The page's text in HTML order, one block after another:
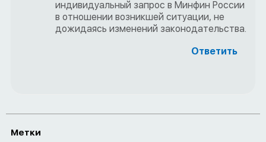
индивидуальный запрос в Минфин России
в отношении возникшей ситуации, не
дожидаясь изменений законодательства.
Ответить
Метки